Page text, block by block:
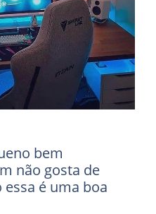
bem
não gosta de
é uma boa